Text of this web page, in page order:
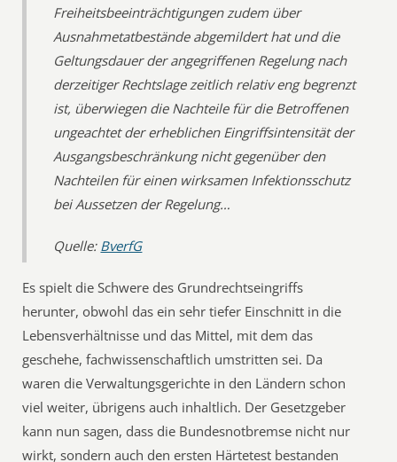
Freiheitsbeeinträchtigungen zudem über
Ausnahmetatbestände abgemildert hat und die
Geltungsdauer der angegriffenen Regelung nach
derzeitiger Rechtslage zeitlich relativ eng begrenzt
ist, überwiegen die Nachteile für die Betroffenen
ungeachtet der erheblichen Eingriffsintensität der
Ausgangsbeschränkung nicht gegenüber den
Nachteilen für einen wirksamen Infektionsschutz
bei Aussetzen der Regelung…
Quelle: BverfG
Es spielt die Schwere des Grundrechtseingriffs
herunter, obwohl das ein sehr tiefer Einschnitt in die
Lebensverhältnisse und das Mittel, mit dem das
geschehe, fachwissenschaftlich umstritten sei. Da
waren die Verwaltungsgerichte in den Ländern schon
viel weiter, übrigens auch inhaltlich. Der Gesetzgeber
kann nun sagen, dass die Bundesnotbremse nicht nur
wirkt, sondern auch den ersten Härtetest bestanden